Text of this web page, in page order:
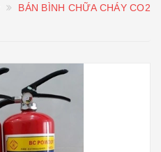
BÁN BÌNH CHỮA CHÁY CO2